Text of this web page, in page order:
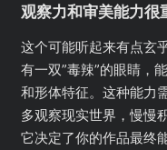
观察力和审美能力很
这个可能听起来有点玄
有一双”毒辣”的眼睛，
和形体特征。这种能力
多观察现实世界，慢慢
它决定了你的作品最终